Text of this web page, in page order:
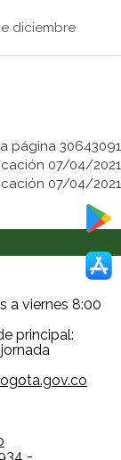
diciembre
página 30643091
07/04/2021
07/04/2021
a viernes 8:00
principal:
-